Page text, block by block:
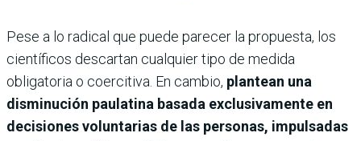
Pese a lo radical que puede parecer la propuesta, los
científicos descartan cualquier tipo de medida
obligatoria o coercitiva. En cambio, plantean una
disminución paulatina basada exclusivamente en
decisiones voluntarias de las personas, impulsadas